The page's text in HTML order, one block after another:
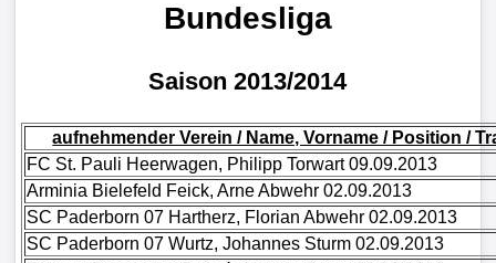
Pokal
International
Champions
Bundesliga
Saison 2013/2014
aufnehmender Verein / Name, Vorname / Position /
FC St. Pauli Heerwagen, Philipp Torwart 09.09.2013
Arminia Bielefeld Feick, Arne Abwehr 02.09.2013
SC Paderborn 07 Hartherz, Florian Abwehr 02.09.2013
SC Paderborn 07 Wurtz, Johannes Sturm 02.09.2013